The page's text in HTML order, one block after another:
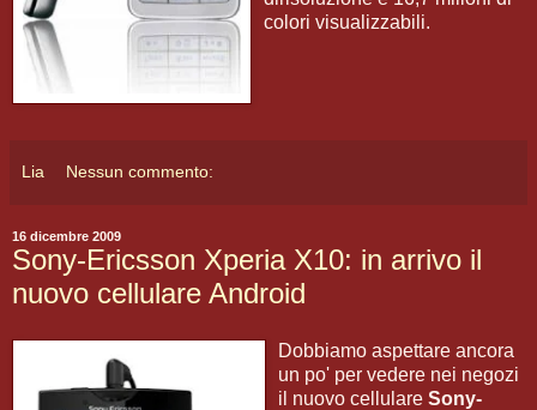
colori visualizzabili.
Lia Nessun commento:
16 dicembre 2009
Sony-Ericsson Xperia X10: in arrivo il
nuovo cellulare Android
Dobbiamo aspettare ancora
un po' per vedere nei negozi
il nuovo cellulare Sony-